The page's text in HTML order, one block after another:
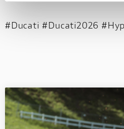
#Ducati #Ducati2026